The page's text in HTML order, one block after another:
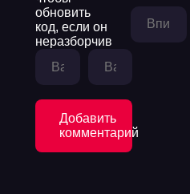
Добавить
комментарий